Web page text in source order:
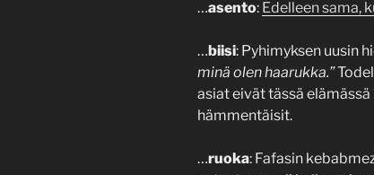
…asento: Edelleen sama,
…biisi: Pyhimyksen uusin
minä olen haarukka.”
asiat eivät tässä
hämmentäisit.
…ruoka: Fafasin